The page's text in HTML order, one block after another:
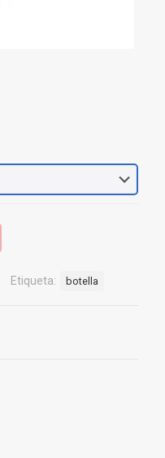
Etiqueta: botella